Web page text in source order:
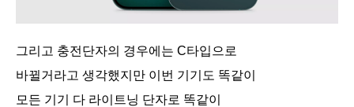
그리고 충전단자의 경우에는 C타입으로
바뀔거라고 생각했지만 이번 기기도 똑같이
모든 기기 다 라이트닝 단자로 똑같이